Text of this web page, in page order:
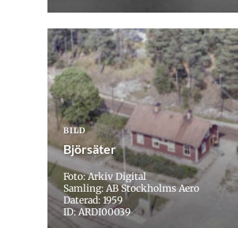
BILD
Björsäter
Foto: Arkiv Digital
Samling: AB Stockholms Aero
Daterad: 1959
ID: ARDI00039